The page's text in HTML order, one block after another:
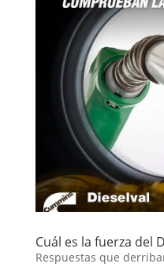
Cuál es la fuerza del
Respuestas que